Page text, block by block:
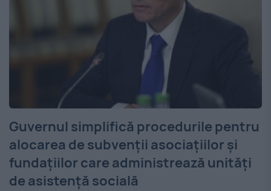
Guvernul simplifică procedurile pentru
alocarea de subvenţii asociaţiilor şi
fundaţiilor care administrează unităţi
de asistenţă socială